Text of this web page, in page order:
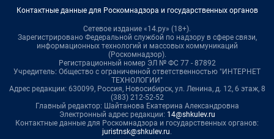
Контактные данные для Роскомнадзора и государственных органов
Сетевое издание «14.ру» (18+).
Зарегистрировано Федеральной службой по надзору в сфере связи,
информационных технологий и массовых коммуникаций
(Роскомнадзор).
Регистрационный номер ЭЛ № ФС 77 - 87892
Учредитель: Общество с ограниченной ответственностью "ИНТЕРНЕТ
ТЕХНОЛОГИИ"
Адрес редакции: 630099, Россия, Новосибирск, ул. Ленина, д. 12, 6 этаж, 8
(383) 212-52-52
Главный редактор: Шайтанова Екатерина Александровна
Электронный адрес редакции: 14@shkulev.ru
Контактные данные для Роскомнадзора и государственных органов:
juristnsk@shkulev.ru.